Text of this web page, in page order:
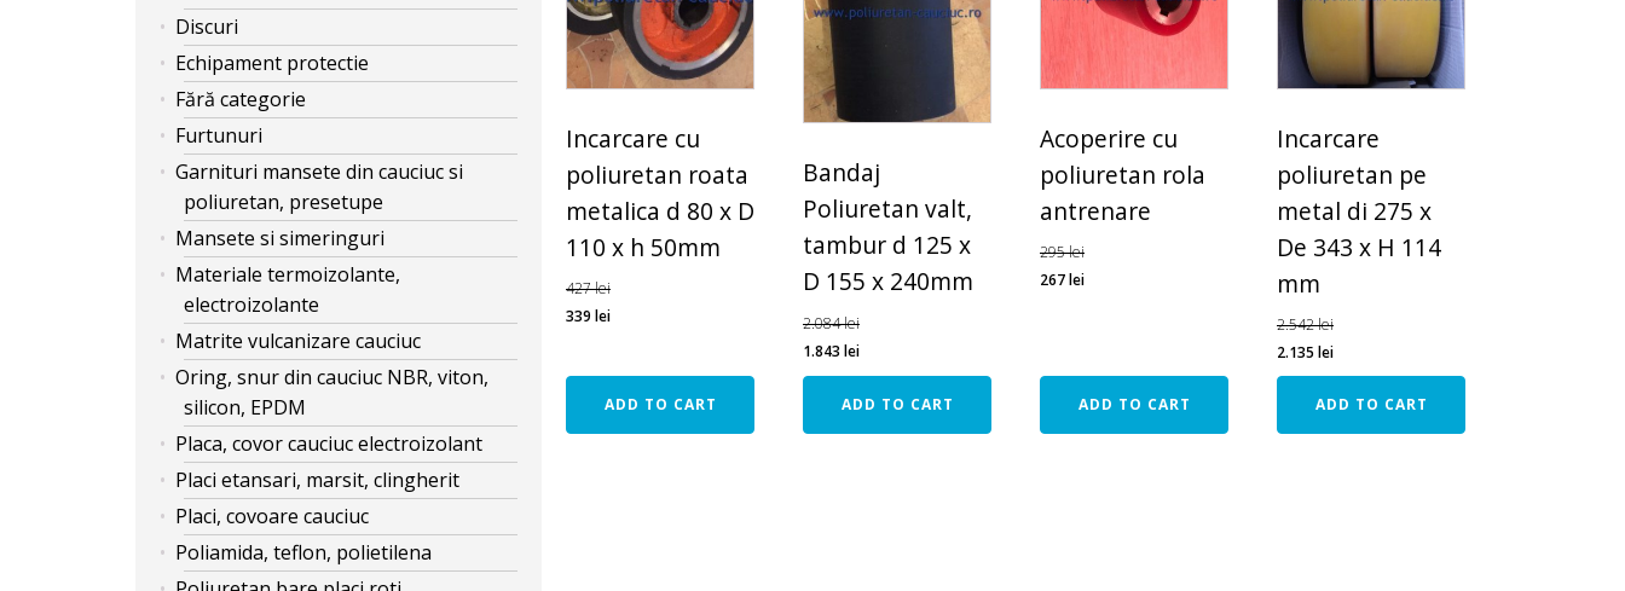
Discuri
Echipament protectie
Fără categorie
Furtunuri
Garnituri mansete din cauciuc si
poliuretan, presetupe
Mansete si simeringuri
Materiale termoizolante,
electroizolante
Matrite vulcanizare cauciuc
Oring, snur din cauciuc NBR, viton,
silicon, EPDM
Placa, covor cauciuc electroizolant
Placi etansari, marsit, clingherit
Placi, covoare cauciuc
Poliamida, teflon, polietilena
Incarcare cu
poliuretan roata
metalica d 80 x D
110 x h 50mm
427lei
339 lei
ADD TO CART
Bandaj
Poliuretan valt,
tambur d 125 x
D 155 x 240mm
2.084lei
1.843 lei
ADD TO CART
Acoperire cu
poliuretan rola
antrenare
295lei
267lei
ADD TO CART
Incarcare
poliuretan pe
metal di 275 x
De 343 x H 114
mm
2.542lei
2.135 lei
ADD TO CART